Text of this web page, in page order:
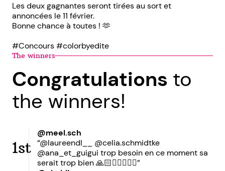
Les deux gagnantes seront tirées au sort et
annoncées le 11 février.
Bonne chance à toutes ! 🫶
#Concours #colorbyedite
The winners
Congratulations to
the winners!
1st
@meel.sch
“@laureendl__ @celia.schmidtke
@ana_et_guigui trop besoin en ce moment sa
serait trop bien 🙏🏻💇‍♀️💆🏼‍♀️”